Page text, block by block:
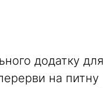
додатку
на